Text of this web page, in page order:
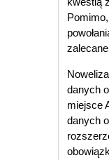
danych
miejsce
danych